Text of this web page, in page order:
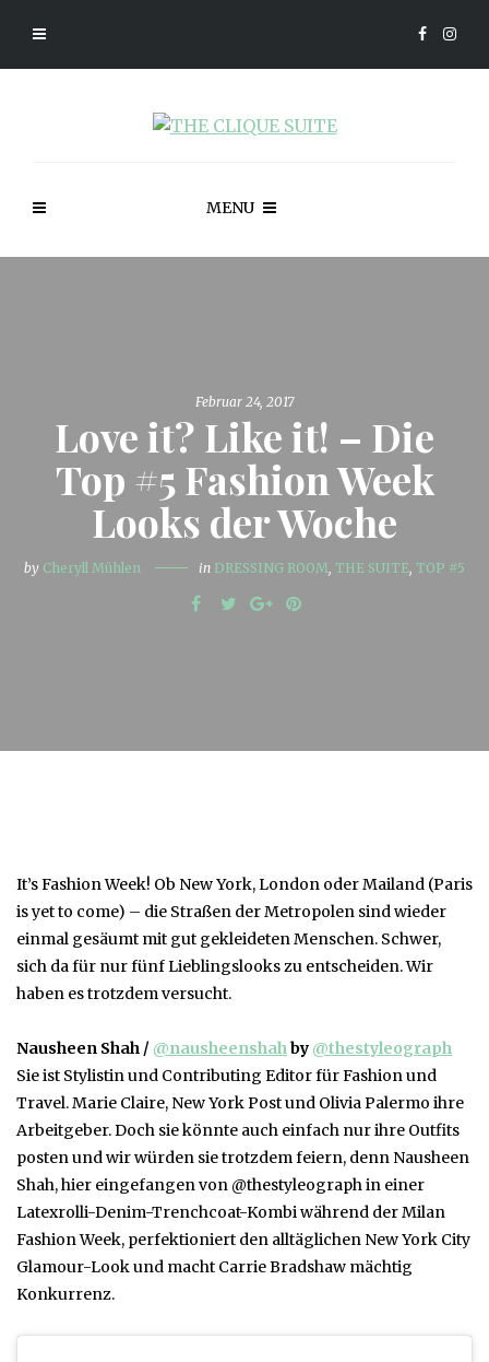
MENU
Februar 24, 2017
Love it? Like it! – Die
Top #5 Fashion Week
Looks der Woche
by Cheryll Mühlen in DRESSING ROOM, THE SUITE, TOP #5
It’s Fashion Week! Ob New York, London oder Mailand (Paris
is yet to come) – die Straßen der Metropolen sind wieder
einmal gesäumt mit gut gekleideten Menschen. Schwer,
sich da für nur fünf Lieblingslooks zu entscheiden. Wir
haben es trotzdem versucht.
Nausheen Shah / @nausheenshahby @thestyleograph
Sie ist Stylistin und Contributing Editor für Fashion und
Travel. Marie Claire, New York Post und Olivia Palermo ihre
Arbeitgeber. Doch sie könnte auch einfach nur ihre Outfits
posten und wir würden sie trotzdem feiern, denn Nausheen
Shah, hier eingefangen von @thestyleograph in einer
Latexrolli-Denim-Trenchcoat-Kombi während der Milan
Fashion Week, perfektioniert den alltäglichen New York City
Glamour-Look und macht Carrie Bradshaw mächtig
Konkurrenz.